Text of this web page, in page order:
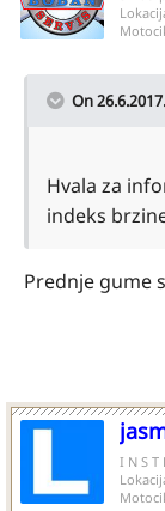
On
Hvala za
indeks
Prednje gume
I N S T